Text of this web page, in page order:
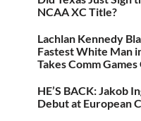
NCAA XC Title?
Lachlan Kennedy
Fastest White Man
Takes Comm
HE’S BACK: Jakob
Debut at European